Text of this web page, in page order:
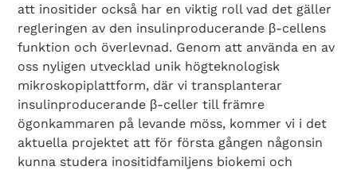
att inositider också har en viktig roll vad det gäller
regleringen av den insulinproducerande β-cellens
funktion och överlevnad. Genom att använda en av
oss nyligen utvecklad unik högteknologisk
mikroskopiplattform, där vi transplanterar
insulinproducerande β-celler till främre
ögonkammaren på levande möss, kommer vi i det
aktuella projektet att för första gången någonsin
kunna studera inositidfamiljens biokemi och